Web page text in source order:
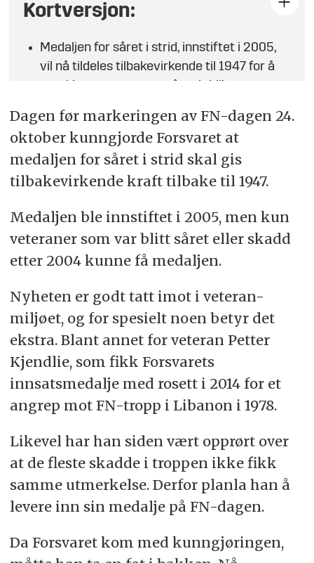
Kortversjon:
Medaljen for såret i strid, innstiftet i 2005,
vil nå tildeles tilbakevirkende til 1947 for å
Endringen ble godt mottatt i veteranmiljøet,
blant annet av Libanon-veteran Petter
Kjendlie.
nøkkelrolle i å presse for denne endringen,
argumenterende for at tidligere
begrensninger var urettferdige.
kom uventet for mange, men var et resultat
av langvarig arbeid og påvirkning fra
veteranorganisasjoner.
Oppsummeringen er generert av kunstig
intelligens, men gjennomlest av en journalist.
Dagen før markeringen av FN-dagen 24.
oktober kunngjorde Forsvaret at
medaljen for såret i strid skal gis
tilbakevirkende kraft tilbake til 1947.
Medaljen ble innstiftet i 2005, men kun
veteraner som var blitt såret eller skadd
etter 2004 kunne få medaljen.
Nyheten er godt tatt imot i veteran-
miljøet, og for spesielt noen betyr det
ekstra. Blant annet for veteran Petter
Kjendlie, som fikk Forsvarets
innsatsmedalje med rosett i 2014 for et
angrep mot FN-tropp i Libanon i 1978.
Likevel har han siden vært opprørt over
at de fleste skadde i troppen ikke fikk
samme utmerkelse. Derfor planla han å
levere inn sin medalje på FN-dagen.
Da Forsvaret kom med kunngjøringen,